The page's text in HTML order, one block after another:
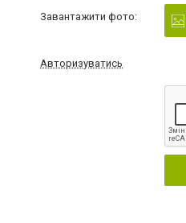
Завантажити фото:
Авторизуватись